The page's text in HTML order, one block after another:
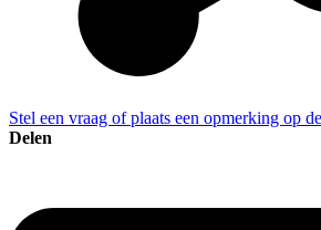
Stel een vraag of plaats een opmerking op
Delen